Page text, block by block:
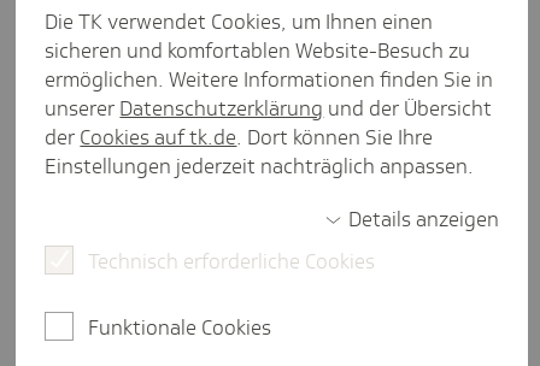
Präven­tion mit Apps und Virtual
Reality
Artikel aus Berlin/Bran­den­burg
"Prävention und Patient Empowerment" - unter
Innovation 2025. Start-ups, Expertinnen und
Presse und Politik Digitaler Fortschritt
Die TK verwendet Cookies, um Ihnen einen
sicheren und komfortablen Website-Besuch zu
ermöglichen. Weitere Informationen finden Sie in
unserer Datenschutzerklärung und der Übersicht
der Cookies auf tk.de. Dort können Sie Ihre
Einstellungen jederzeit nachträglich anpassen.
Details anzeigen
Technisch erforderliche Cookies
Funktionale Cookies